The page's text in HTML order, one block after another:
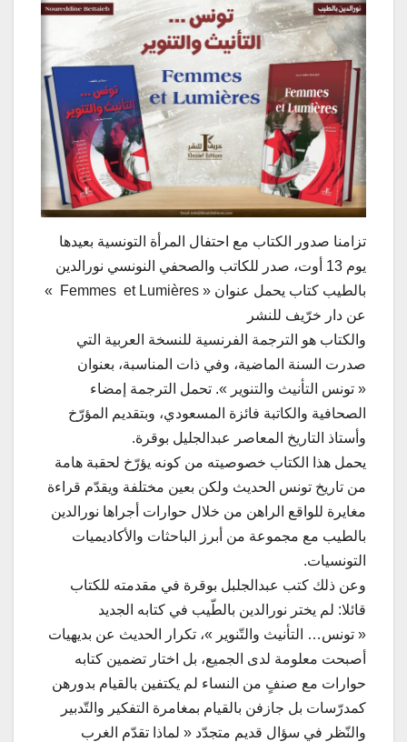
تزامنا صدور الكتاب مع احتفال المرأة التونسية بعيدها
يوم 13 أوت، صدر للكاتب والصحفي النونسي نورالدين
بالطيب كتاب يحمل عنوان « Femmes et Lumières »
عن دار خرّيف للنشر
والكتاب هو الترجمة الفرنسية للنسخة العربية التي
صدرت السنة الماضية، وفي ذات المناسبة، بعنوان
« تونس التأنيث والتنوير ». تحمل الترجمة إمضاء
الصحافية والكاتبة فائزة المسعودي، وبتقديم المؤرّخ
وأستاذ التاريخ المعاصر عبدالجليل بوقرة.
يحمل هذا الكتاب خصوصيته من كونه يؤرّخ لحقبة هامة
من تاريخ تونس الحديث ولكن بعين مختلفة ويقدّم قراءة
مغايرة للواقع الراهن من خلال حوارات أجراها نورالدين
بالطيب مع مجموعة من أبرز الباحثات والأكاديميات
التونسيات.
وعن ذلك كتب عبدالجلبل بوقرة في مقدمته للكتاب
قائلا: لم يختر نورالدين بالطّيب في كتابه الجديد
« تونس… التأنيث والتّنوير »، تكرار الحديث عن بديهيات
أصبحت معلومة لدى الجميع، بل اختار تضمين كتابه
حوارات مع صنفٍ من النساء لم يكتفين بالقيام بدورهن
كمدرّسات بل جازفن بالقيام بمغامرة التفكير والتّدبير
والنّظر في سؤال قديم متجدّد « لماذا تقدّم الغرب